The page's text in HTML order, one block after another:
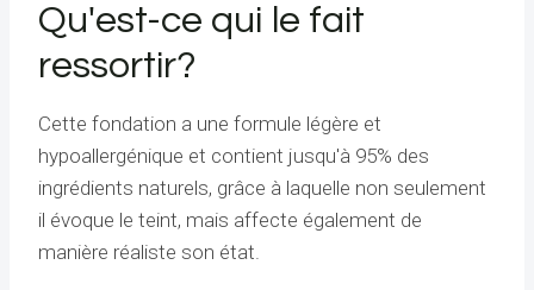
Qu'est-ce qui le fait
ressortir?
Cette fondation a une formule légère et
hypoallergénique et contient jusqu'à 95% des
ingrédients naturels, grâce à laquelle non seulement
il évoque le teint, mais affecte également de
manière réaliste son état.